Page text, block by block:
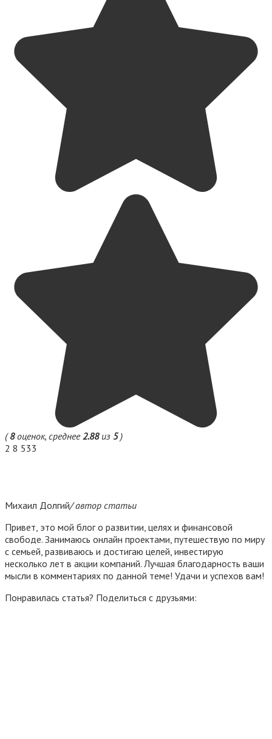
(8оценок, среднее 2.88из 5)
2 8 533
Михаил Долгий/ автор статьи
Привет, это мой блог о развитии, целях и финансовой
свободе. Занимаюсь онлайн проектами, путешествую по миру
с семьей, развиваюсь и достигаю целей, инвестирую
несколько лет в акции компаний. Лучшая благодарность ваши
мысли в комментариях по данной теме! Удачи и успехов вам!
Понравилась статья? Поделиться с друзьями: